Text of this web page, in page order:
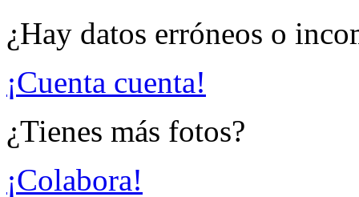
¿Hay datos erróneos o
¡Cuenta cuenta!
¿Tienes más fotos?
¡Colabora!